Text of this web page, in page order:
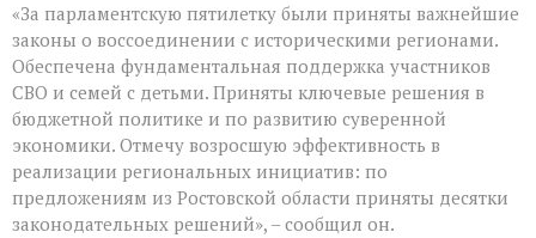
сессии,
ставшее
последним
для
VIII
созыва
«За парламентскую пятилетку были приняты важнейшие
законы о воссоединении с историческими регионами.
Обеспечена фундаментальная поддержка участников
СВО и семей с детьми. Приняты ключевые решения в
бюджетной политике и по развитию суверенной
экономики. Отмечу возросшую эффективность в
реализации региональных инициатив: по
предложениям из Ростовской области приняты десятки
законодательных решений», – сообщил он.